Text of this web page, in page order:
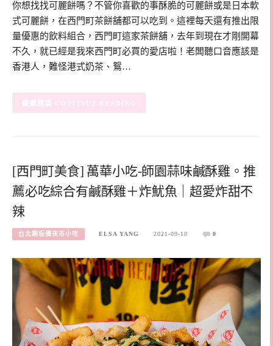
你想找找可麗餅嗎？不管你喜歡的事酥脆的可麗餅或是日本軟
式可麗餅，在西門町茶餅舖都可以吃到。這裡每天還有推出限
量優惠的飲料組合，西門町這家茶餅舖，去年到現在才剛開幕
不久，就已經是我來西門町必買的愛店啦！老闆聽口音應該是
香港人，難怪港式奶茶、鴛…
CONTINUE READING
[西門町美食] 萬華小吃-師園蒜味鹹酥雞。推
薦必吃綜合有鹹酥雞＋炸魷魚｜超愛炸甜不
辣
台北銅板價夜市小吃 ELSA YANG 2021-09-10 0